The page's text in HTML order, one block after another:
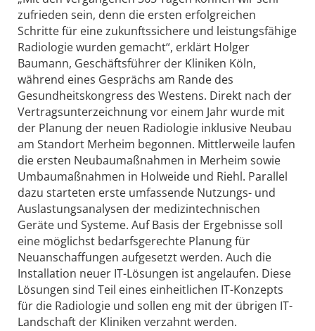
zufrieden sein, denn die ersten erfolgreichen
Schritte für eine zukunftssichere und leistungsfähige
Radiologie wurden gemacht“, erklärt Holger
Baumann, Geschäftsführer der Kliniken Köln,
während eines Gesprächs am Rande des
Gesundheitskongress des Westens. Direkt nach der
Vertragsunterzeichnung vor einem Jahr wurde mit
der Planung der neuen Radiologie inklusive Neubau
am Standort Merheim begonnen. Mittlerweile laufen
die ersten Neubaumaßnahmen in Merheim sowie
Umbaumaßnahmen in Holweide und Riehl. Parallel
dazu starteten erste umfassende Nutzungs- und
Auslastungsanalysen der medizintechnischen
Geräte und Systeme. Auf Basis der Ergebnisse soll
eine möglichst bedarfsgerechte Planung für
Neuanschaffungen aufgesetzt werden. Auch die
Installation neuer IT-Lösungen ist angelaufen. Diese
Lösungen sind Teil eines einheitlichen IT-Konzepts
für die Radiologie und sollen eng mit der übrigen IT-
Landschaft der Kliniken verzahnt werden.